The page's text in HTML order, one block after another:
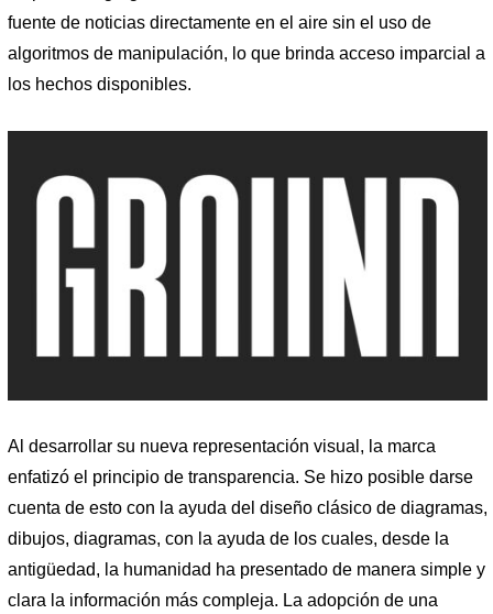
fuente de noticias directamente en el aire sin el uso de
algoritmos de manipulación, lo que brinda acceso imparcial a
los hechos disponibles.
Al desarrollar su nueva representación visual, la marca
enfatizó el principio de transparencia. Se hizo posible darse
cuenta de esto con la ayuda del diseño clásico de diagramas,
dibujos, diagramas, con la ayuda de los cuales, desde la
antigüedad, la humanidad ha presentado de manera simple y
clara la información más compleja. La adopción de una